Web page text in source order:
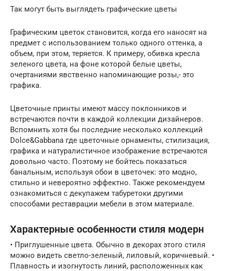
Так могут быть выглядеть графические цветы
Графическим цветок становится, когда его наносят на
предмет с использованием только одного оттенка, а
объем, при этом, теряется. К примеру, обивка кресла
зеленого цвета, на фоне которой белые цветы,
очертаниями явственно напоминающие розы,- это
графика.
Цветочные принты имеют массу поклонников и
встречаются почти в каждой коллекции дизайнеров.
Вспомнить хотя бы последние несколько коллекций
Dolce&Gabbana где цветочные орнаменты, стилизация,
графика и натуралистичное изображение встречаются
довольно часто. Поэтому не бойтесь показаться
банальным, используя обои в цветочек: это модно,
стильно и невероятно эффектно. Также рекомендуем
ознакомиться с декупажем табуретоки другими
способами реставрации мебели в этом материале.
Характерные особенности стиля модерн
• Приглушенные цвета. Обычно в декорах этого стиля
можно видеть светло-зеленый, лиловый, коричневый. •
Плавность и изогнутость линий, расположенных как